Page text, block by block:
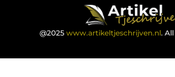
@2025 www.artikeltjeschrijven.nl.